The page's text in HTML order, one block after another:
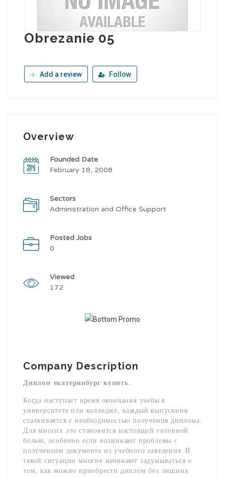
Obrezanie 05
Add a review Follow
Overview
Founded Date
February 18, 2008
Sectors
Administration and Office Support
Posted Jobs
0
Viewed
172
Company Description
Диплом екатеринбург купить.
Когда наступает время окончания учебы в
университете или колледже, каждый выпускник
сталкивается с необходимостью получения диплома.
Для многих это становится настоящей головной
болью, особенно если возникают проблемы с
получением документа из учебного заведения. В
такой ситуации многие начинают задумываться о
том, как можно приобрести диплом без лишних